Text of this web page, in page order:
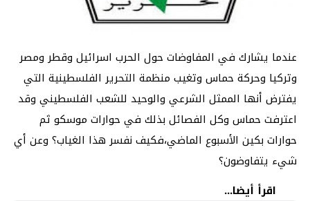
عندما يشارك في المفاوضات حول الحرب اسرائيل وقطر ومصر
وتركيا وحركة حماس وتغيب منظمة التحرير الفلسطينية التي
يفترض أنها الممثل الشرعي والوحيد للشعب الفلسطيني وقد
اعترفت حماس وكل الفصائل بذلك في حوارات موسكو ثم
حوارات بكين الأسبوع الماضي،فكيف نفسر هذا الغياب؟ وعن أي
شيء يتفاوضون؟
اقرأ أيضا...